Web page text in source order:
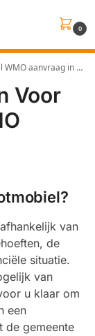
0
aanvraag in Weert
Voor
van
de
situatie.
van
u klaar om
een
de gemeente